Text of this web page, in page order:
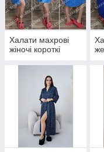
виготовлені з
приємного до тіла
перуться в пральній
не сідають, не линяють,
родини! Ідеальний
прохолодного ранку
подарунок для
Халати махрові
жіночі короткі